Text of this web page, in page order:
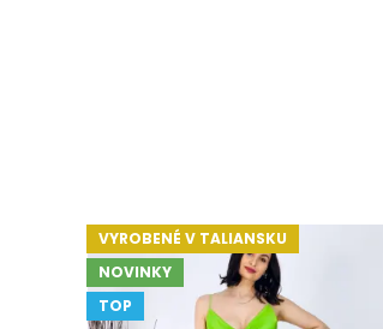
VYROBENÉ V TALIANSKU
NOVINKY
TOP